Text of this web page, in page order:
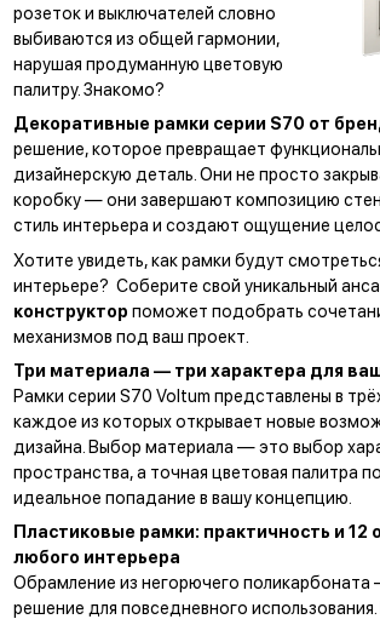
розеток и выключателей словно
выбиваются из общей гармонии,
нарушая продуманную цветовую
палитру. Знакомо?
Декоративные рамки серии S70 от
решение, которое превращает
дизайнерскую деталь. Они не просто
коробку — они завершают композицию
стиль интерьера и создают ощущение
Хотите увидеть, как рамки будут
интерьере? Соберите свой уникальный
конструктор поможет подобрать
механизмов под ваш проект.
Три материала — три характера для
Рамки серии S70 Voltum представлены в
каждое из которых открывает новые
дизайна. Выбор материала — это выбор
пространства, а точная цветовая палитра
идеальное попадание в вашу концепцию.
Пластиковые рамки: практичность и 12
любого интерьера
Обрамление из негорючего
решение для повседневного